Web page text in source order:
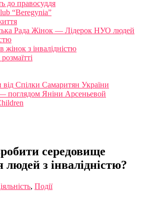
до правосуддя
“Beregynia”
Рада Жінок — Лідерок НУО людей
жінок з інвалідністю
Спілки Самаритян України
поглядом Яніни Арсеньевой
середовище
з інвалідністю?
, Події